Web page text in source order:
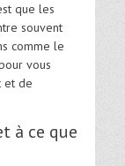
que les
souvent
comme le
vous
et de
à ce que